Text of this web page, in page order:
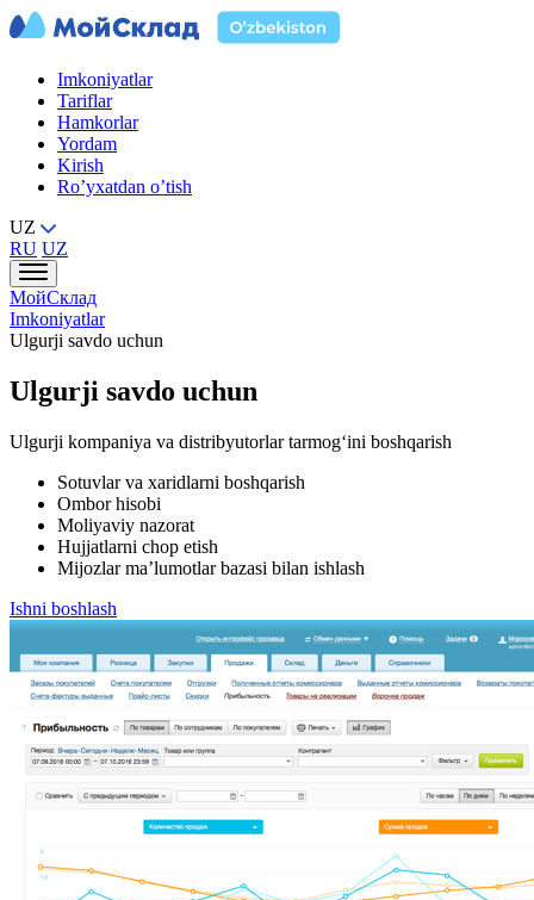
Imkoniyatlar
Tariflar
Hamkorlar
Yordam
Kirish
Ro’yxatdan o’tish
UZ
RU UZ
МойСклад
Imkoniyatlar
Ulgurji savdo uchun
Ulgurji savdo uchun
Ulgurji kompaniya va distribyutorlar tarmog‘ini boshqarish
Sotuvlar va xaridlarni boshqarish
Ombor hisobi
Moliyaviy nazorat
Hujjatlarni chop etish
Mijozlar ma’lumotlar bazasi bilan ishlash
Ishni boshlash